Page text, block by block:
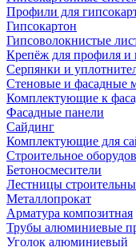
Профили для
Гипсокартон
Гипсоволокнистые
Крепёж для профиля и
Серпянки и
Стеновые и фасадные
Комплектующие к
Фасадные панели
Сайдинг
Комплектующие для
Строительное
Бетоносмесители
Лестницы
Металлопрокат
Арматура композитная
Трубы алюминиевые
Уголок алюминиевый